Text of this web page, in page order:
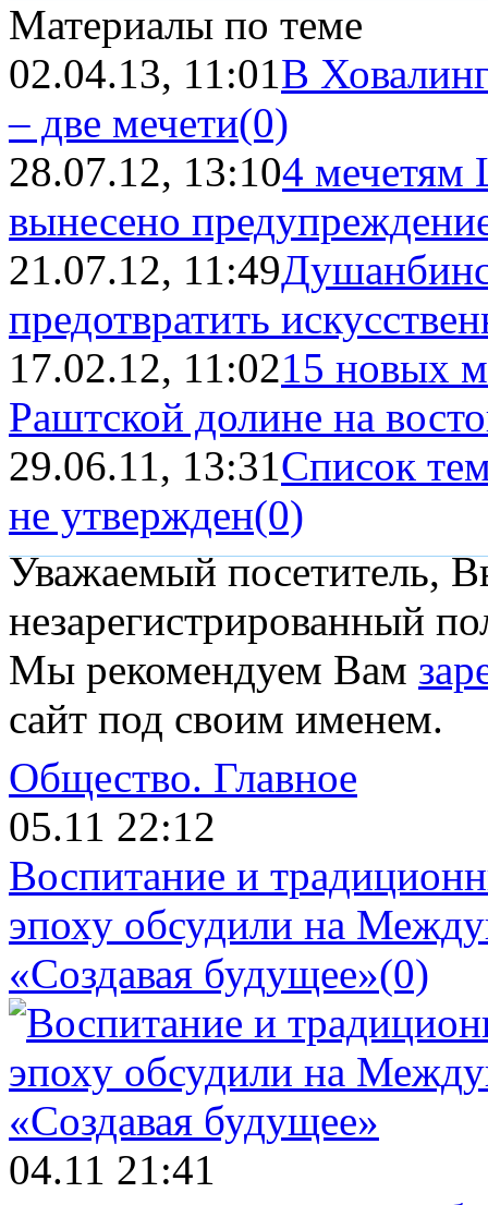
Материалы по теме
02.04.13, 11:01В
– две мечети(0)
28.07.12, 13:104 мечетям
вынесено
21.07.12, 11:49
предотвратить
17.02.12, 11:0215 новых
Раштской долине на
29.06.11, 13:31Список
не утвержден(0)
Уважаемый посетитель,
незарегистрированный
Мы рекомендуем Вам
сайт под своим именем.
Общество. Главное
05.11 22:12
Воспитание и
эпоху обсудили на
«Создавая будущее»(0)
04.11 21:41